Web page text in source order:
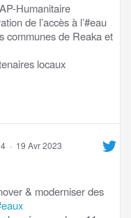
Humanitaire
de l’accès à l’#eau
communes de Reaka et
locaux
· 19 Avr 2023
& moderniser des